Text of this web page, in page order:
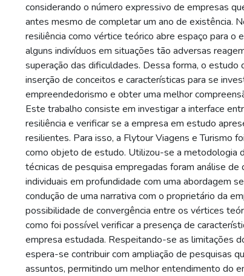
considerando o número expressivo de empresas
antes mesmo de completar um ano de existência.
resiliência como vértice teórico abre espaço para o
alguns indivíduos em situações tão adversas
superação das dificuldades. Dessa forma, o estudo
inserção de conceitos e características para se
empreendedorismo e obter uma melhor
Este trabalho consiste em investigar a interface
resiliência e verificar se a empresa em estudo
resilientes. Para isso, a Flytour Viagens e Turismo
como objeto de estudo. Utilizou-se a metodologia
técnicas de pesquisa empregadas foram análise
individuais em profundidade com uma abordagem
condução de uma narrativa com o proprietário da
possibilidade de convergência entre os vértices
como foi possível verificar a presença de
empresa estudada. Respeitando-se as limitações
espera-se contribuir com ampliação de pesquisas
assuntos, permitindo um melhor entendimento do